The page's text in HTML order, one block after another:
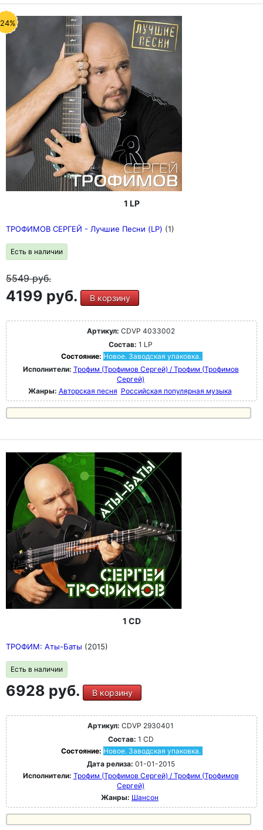
1 LP
ТРОФИМОВ СЕРГЕЙ - Лучшие Песни (LP) (1)
Есть в наличии
5549руб.
4199 руб. В корзину
Артикул: CDVP 4033002
Состав: 1 LP
Состояние: Новое. Заводская упаковка.
Исполнители: Трофим (Трофимов Сергей) / Трофим (Трофимов
Сергей)
Жанры: Авторская песня Российская популярная музыка
1 CD
ТРОФИМ: Аты-Баты (2015)
Есть в наличии
6928 руб. В корзину
Артикул: CDVP 2930401
Состав: 1 CD
Состояние: Новое. Заводская упаковка.
Дата релиза: 01-01-2015
Исполнители: Трофим (Трофимов Сергей) / Трофим (Трофимов
Сергей)
Жанры: Шансон